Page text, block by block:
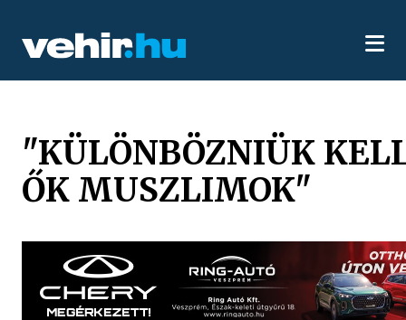
"KÜLÖNBÖZNIÜK
ŐK MUSZLIMOK"